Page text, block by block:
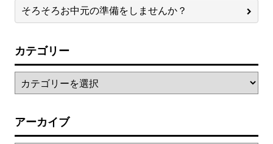
そろそろお中元の準備をしませんか？
カテゴリー
アーカイブ